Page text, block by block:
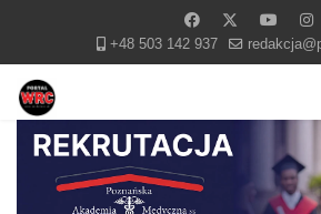
+48 503 142 937